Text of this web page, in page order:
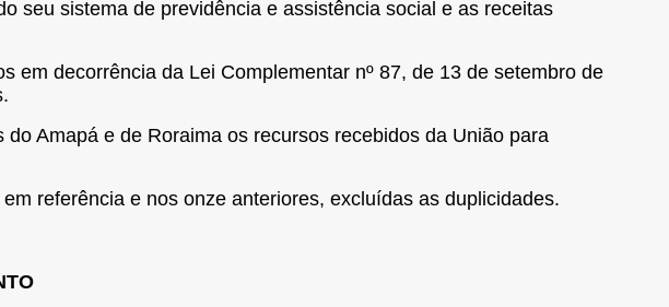
seu sistema de previdência e assistência social e as receitas
em decorrência da Lei Complementar nº 87, de 13 de setembro de
Amapá e de Roraima os recursos recebidos da União para
referência e nos onze anteriores, excluídas as duplicidades.